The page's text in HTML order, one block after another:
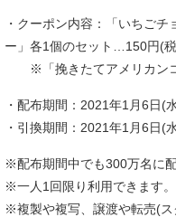
・クーポン内容：「いちご
ー」各1個のセット…150円(
※「挽きたてアメリカンコ
・配布期間：2021年1月6日(
・引換期間：2021年1月6日(
※配布期間中でも300万名に
※一人1回限り利用できます。
※複製や複写、譲渡や転売(